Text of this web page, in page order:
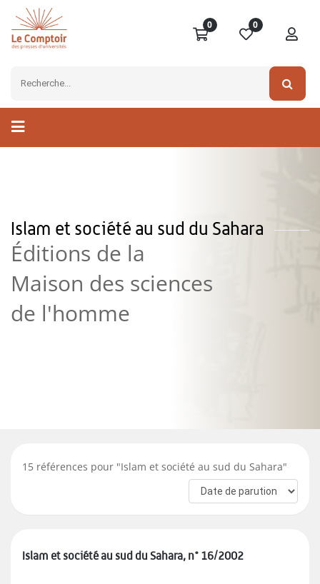
0 0
Islam et société au sud du Sahara
Éditions de la
Maison des sciences
de l'homme
15 références pour "Islam et société au sud du Sahara"
Islam et société au sud du Sahara, n° 16/2002